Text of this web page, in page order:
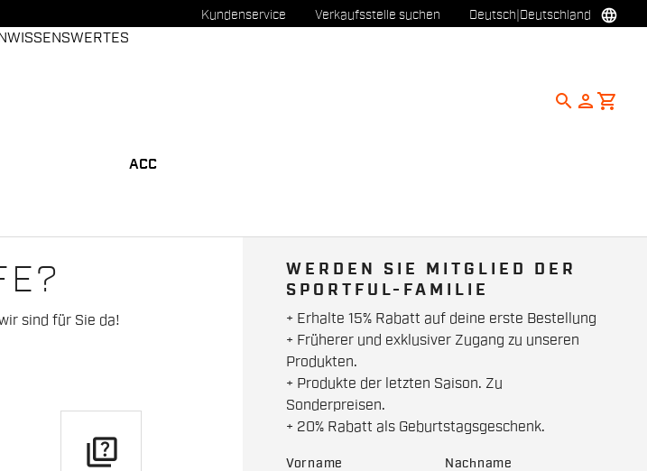
Kundenservice Verkaufsstelle suchen Deutsch Deutschland language
WISSENSWERTES
ACC
search person shopping_cart
sind für Sie da!
quiz
WERDEN SIE MITGLIED DER
SPORTFUL-FAMILIE
+ Erhalte 15% Rabatt auf deine erste Bestellung
+ Früherer und exklusiver Zugang zu unseren
Produkten.
+ Produkte der letzten Saison. Zu
Sonderpreisen.
+ 20% Rabatt als Geburtstagsgeschenk.
Vorname Nachname